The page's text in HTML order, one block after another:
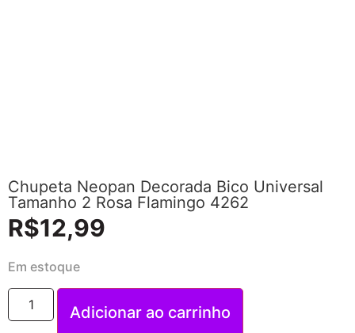
Chupeta Neopan Decorada Bico Universal
Tamanho 2 Rosa Flamingo 4262
R$12,99
Em estoque
Adicionar ao carrinho